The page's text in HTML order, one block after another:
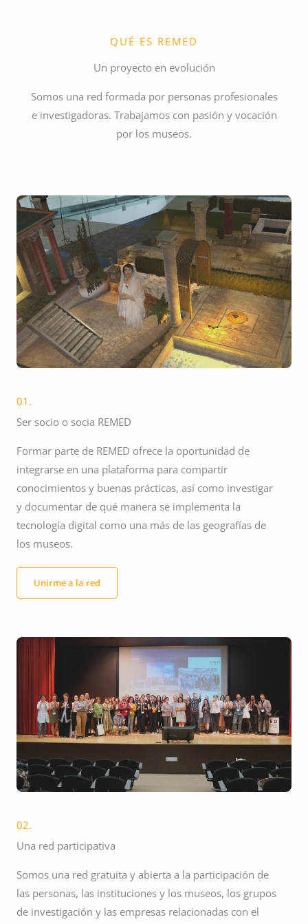
QUÉ ES REMED
Un proyecto en evolución
Somos una red formada por personas profesionales
e investigadoras. Trabajamos con pasión y vocación
por los museos.
01.
Ser socio o socia REMED
Formar parte de REMED ofrece la oportunidad de
integrarse en una plataforma para compartir
conocimientos y buenas prácticas, así como investigar
y documentar de qué manera se implementa la
tecnología digital como una más de las geografías de
los museos.
Unirme a la red
02.
Una red participativa
Somos una red gratuita y abierta a la participación de
las personas, las instituciones y los museos, los grupos
de investigación y las empresas relacionadas con el